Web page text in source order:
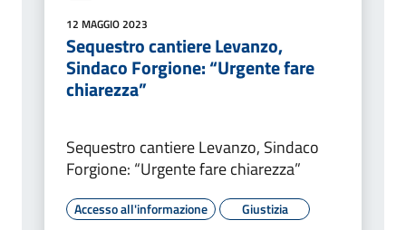
12 MAGGIO 2023
Sequestro cantiere Levanzo,
Sindaco Forgione: “Urgente fare
chiarezza”
Sequestro cantiere Levanzo, Sindaco
Forgione: “Urgente fare chiarezza”
Accesso all'informazione
Giustizia